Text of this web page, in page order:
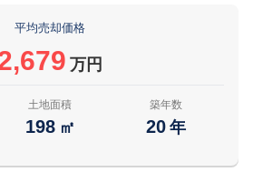
平均売却価格
万円
土地面積
198 ㎡
築年数
20 年